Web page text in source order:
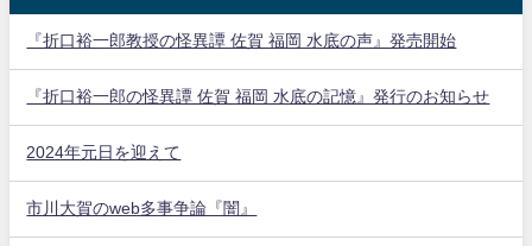
『折口裕一郎教授の怪異譚 佐賀 福岡 水底の声』発売開始
『折口裕一郎の怪異譚 佐賀 福岡 水底の記憶』発行のお知らせ
2024年元日を迎えて
市川大賀のweb多事争論『闇』